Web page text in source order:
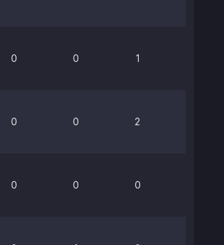
0 0 1
0 0 2
0 0 0